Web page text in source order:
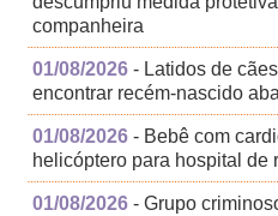
companheira
01/08/2026 - Latidos de
encontrar recém-nascido
01/08/2026 - Bebê com
helicóptero para hospital de
01/08/2026 - Grupo